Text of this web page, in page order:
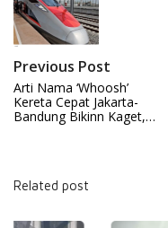
Previous Post
Arti Nama ‘Whoosh’
Kereta Cepat Jakarta-
Bandung Bikinn Kaget,…
Related post